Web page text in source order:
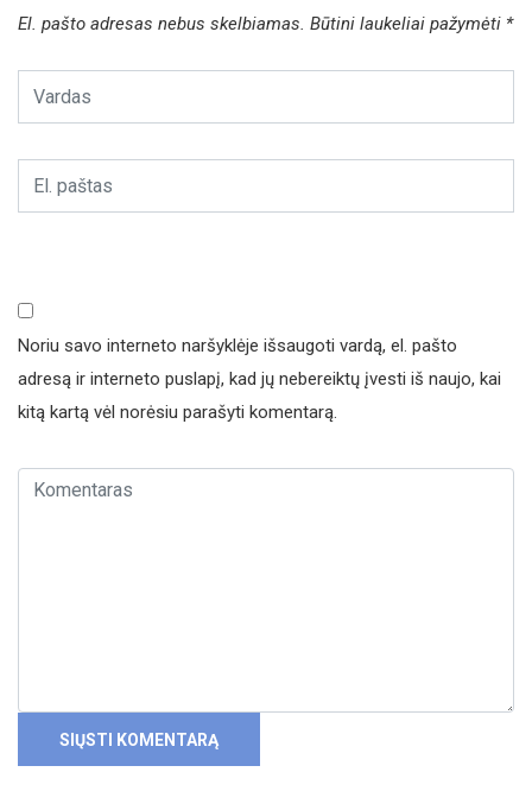
El. pašto adresas nebus skelbiamas. Būtini laukeliai pažymėti *
Noriu savo interneto naršyklėje išsaugoti vardą, el. pašto
adresą ir interneto puslapį, kad jų nebereiktų įvesti iš naujo, kai
kitą kartą vėl norėsiu parašyti komentarą.